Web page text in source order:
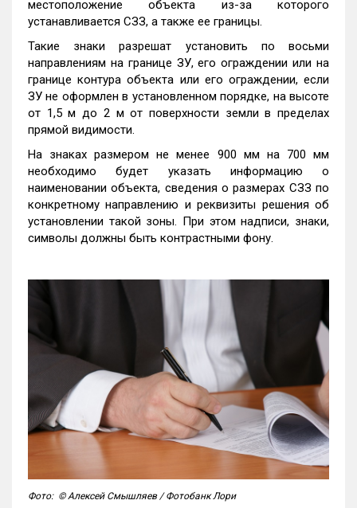
местоположение объекта из-за которого
устанавливается СЗЗ, а также ее границы.
Такие знаки разрешат установить по восьми
направлениям на границе ЗУ, его ограждении или на
границе контура объекта или его ограждении, если
ЗУ не оформлен в установленном порядке, на высоте
от 1,5 м до 2 м от поверхности земли в пределах
прямой видимости.
На знаках размером не менее 900 мм на 700 мм
необходимо будет указать информацию о
наименовании объекта, сведения о размерах СЗЗ по
конкретному направлению и реквизиты решения об
установлении такой зоны. При этом надписи, знаки,
символы должны быть контрастными фону.
Фото: © Алексей Смышляев / Фотобанк Лори